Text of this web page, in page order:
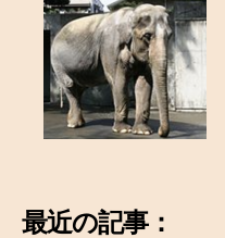
最近の記事：